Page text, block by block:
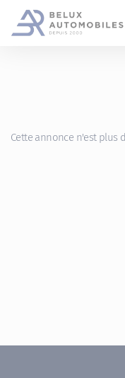
Cette annonce n'est plus
Gestion des cookies